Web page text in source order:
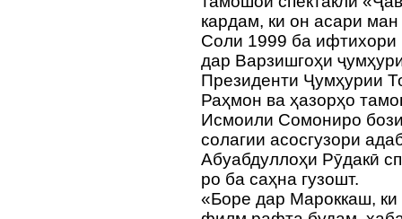
кардам, ки он асари
Соли 1999 ба ифтихори
дар Варзишгоҳи
Президенти Ҷумҳурии
Раҳмон ва ҳазорҳо
Исмоили Сомониро
солагии асосгузори
Абуабдуллоҳи Рӯдакӣ
ро ба саҳна гузошт.
«Боре дар Мароккаш,